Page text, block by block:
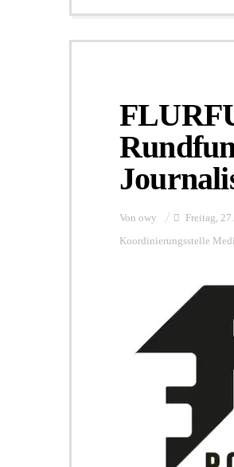
Von owy Freitag,
Koordinierungsstelle